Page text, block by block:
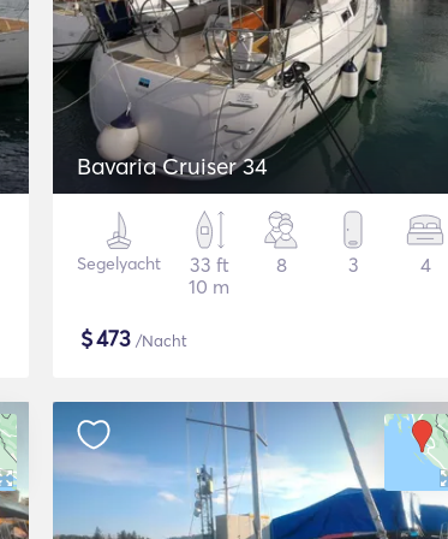
Bavaria Cruiser 34
Segelyacht
33 ft
10 m
8 3 4
$473 /Nacht